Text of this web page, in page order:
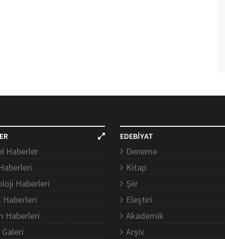
Haberler
Haberleri
Haberleri
Haberleri
EDEBİYAT
Deneme
Kitap
Şiir
Eleştiri
Akademik
Arşiv